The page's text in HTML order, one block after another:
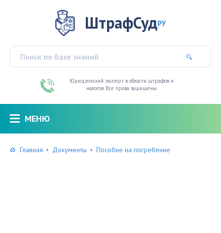
ШтрафСудру
Юридический эксперт в области штрафов и
налогов. Все права защищены
МЕНЮ
Главная Документы Пособие на погребение